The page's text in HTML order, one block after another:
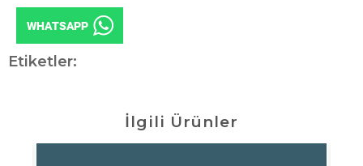
Etiketler:
İlgili Ürünler